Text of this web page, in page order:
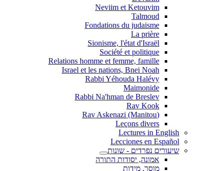
Neviim et Ketouvim
Talmoud
Fondations du judaisme
La prière
Sionisme, l'état d'Israël
Société et politique
Relations homme et femme, famille
Israel et les nations, Bnei Noah
Rabbi Yéhouda Halévy
Maimonide
Rabbi Na'hman de Breslev
Rav Kook
(Rav Askenazi (Manitou
Leçons divers
Lectures in English
Lecciones en Español
שיעורים נפרדים - שונות
אמונה, יסודות התורה
מוסר, מידות